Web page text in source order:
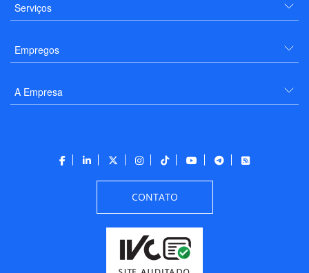
Serviços
Empregos
A Empresa
CONTATO